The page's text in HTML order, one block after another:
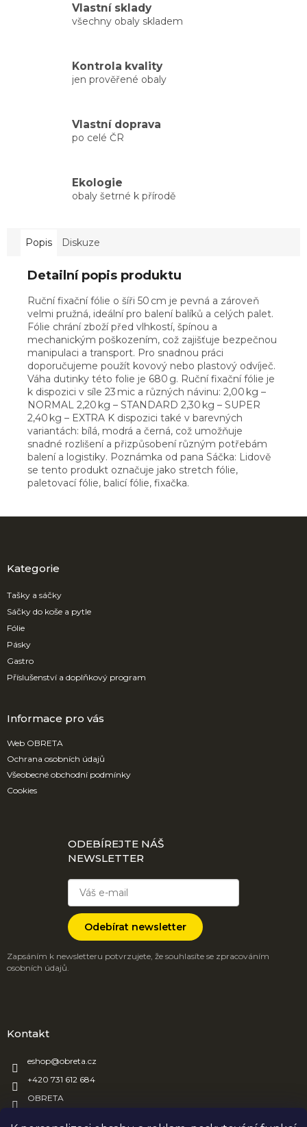
Vlastní sklady
všechny obaly skladem
Kontrola kvality
jen prověřené obaly
Vlastní doprava
po celé ČR
Ekologie
obaly šetrné k přírodě
Popis Diskuze
Detailní popis produktu
Ruční fixační fólie o šíři 50 cm je pevná a zároveň
velmi pružná, ideální pro balení balíků a celých palet.
Fólie chrání zboží před vlhkostí, špínou a
mechanickým poškozením, což zajišťuje bezpečnou
manipulaci a transport. Pro snadnou práci
doporučujeme použít kovový nebo plastový odvíječ.
Váha dutinky této folie je 680 g. Ruční fixační fólie je
k dispozici v síle 23 mic a různých návinu: 2,00 kg –
NORMAL 2,20 kg – STANDARD 2,30 kg – SUPER
2,40 kg – EXTRA K dispozici také v barevných
variantách: bílá, modrá a černá, což umožňuje
snadné rozlišení a přizpůsobení různým potřebám
balení a logistiky. Poznámka od pana Sáčka: Lidově
se tento produkt označuje jako stretch fólie,
paletovací fólie, balicí fólie, fixačka.
aKategorie
Tašky a sáčky
Sáčky do koše a pytle
Fólie
Pásky
Gastro
Příslušenství a doplňkový program
Informace pro vás
Web OBRETA
Ochrana osobních údajů
Všeobecné obchodní podmínky
Cookies
ODEBÍREJTE NÁŠ
NEWSLETTER
Odebírat newsletter
Zapsáním k newsletteru potvrzujete, že souhlasíte se zpracováním
osobních údajů.
Kontakt
eshop@obreta.cz
+420 731 612 684
OBRETA